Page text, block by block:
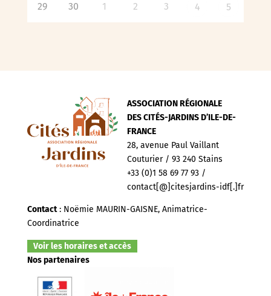
29 30 1 2 3 4 5
ASSOCIATION RÉGIONALE
DES CITÉS-JARDINS D’ILE-DE-
FRANCE
28, avenue Paul Vaillant
Couturier / 93 240 Stains
+33 (0)1 58 69 77 93 /
contact[@]citesjardins-idf[.]fr
Contact: Noëmie MAURIN-GAISNE, Animatrice-
Coordinatrice
Voir les horaires et accès
Nos partenaires